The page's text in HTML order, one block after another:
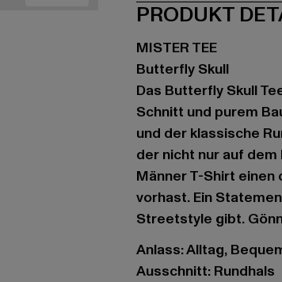
PRODUKT
MISTER TEE
Butterfly Skull
Das Butterfly Skull
Schnitt und purem
und der klassische
der nicht nur auf
Männer T-Shirt einen
vorhast. Ein
Streetstyle gibt.
Anlass: Alltag,
Ausschnitt: Rundhals